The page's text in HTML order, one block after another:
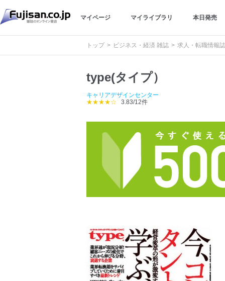
マイページ マイライブラリ 本日発売
トップ ビジネス・経済 雑誌 求人・転職情報誌
type(タイプ）
キャリアデザインセンター
★★★★☆
3.83/12件